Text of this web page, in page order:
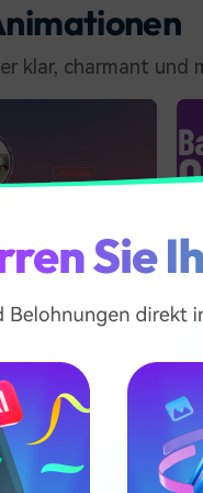
klar, charmant und
Klassenpass Titel 06
Holen